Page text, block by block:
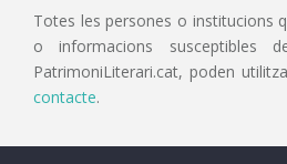
Totes les persones o institucions
o informacions susceptibles
PatrimoniLiterari.cat, poden
contacte.